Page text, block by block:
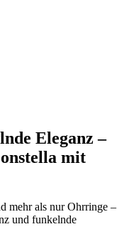
Eleganz –
mit
mehr als nur Ohrringe –
und funkelnde